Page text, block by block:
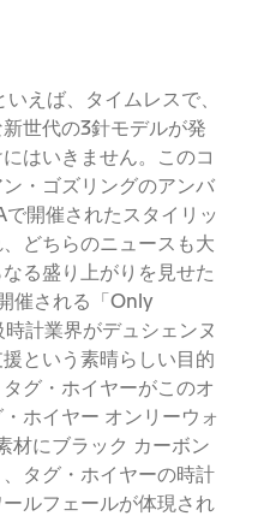
いえば、タイムレスで、
世代の3針モデルが発
はいきません。このコ
・ゴズリングのアンバ
開催されたスタイリッ
どちらのニュースも大
る盛り上がりを見せた
催される「Only
計業界がデュシェンヌ
という素晴らしい目的
グ・ホイヤーがこのオ
ホイヤー オンリーウォ
材にブラック カーボン
タグ・ホイヤーの時計
ルフェールが体現され